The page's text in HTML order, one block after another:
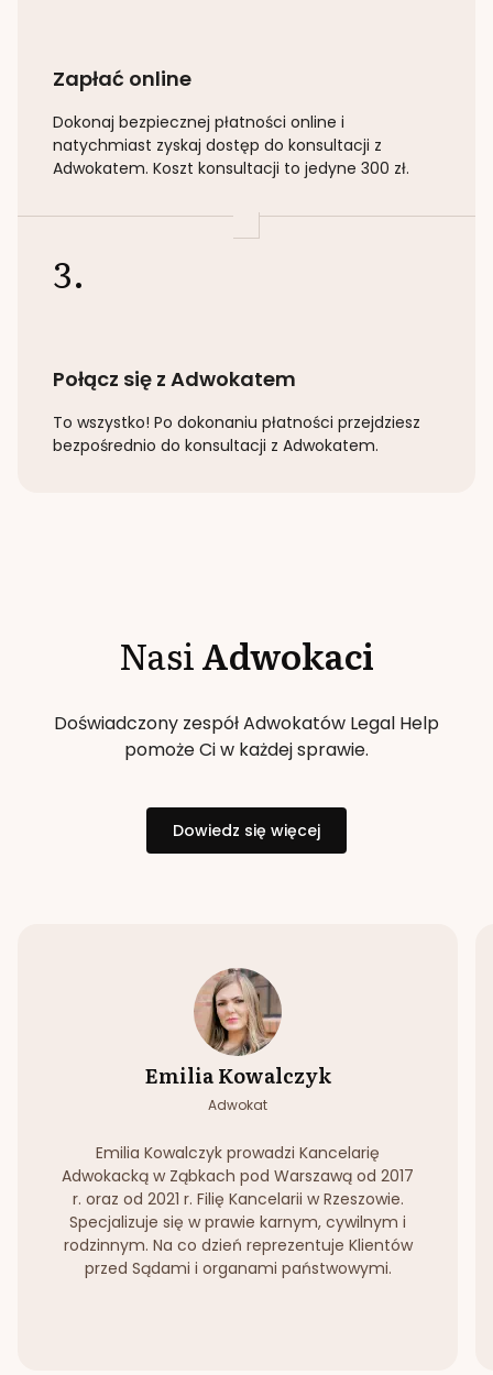
Zapłać online
Dokonaj bezpiecznej płatności online i
natychmiast zyskaj dostęp do konsultacji z
Adwokatem. Koszt konsultacji to jedyne 300 zł.
3.
Połącz się z Adwokatem
To wszystko! Po dokonaniu płatności przejdziesz
bezpośrednio do konsultacji z Adwokatem.
NasiAdwokaci
Doświadczony zespół Adwokatów Legal Help
pomoże Ci w każdej sprawie.
Dowiedz się więcej
Emilia Kowalczyk
Adwokat
Emilia Kowalczyk prowadzi Kancelarię
Adwokacką w Ząbkach pod Warszawą od 2017
r. oraz od 2021 r. Filię Kancelarii w Rzeszowie.
Specjalizuje się w prawie karnym, cywilnym i
rodzinnym. Na co dzień reprezentuje Klientów
przed Sądami i organami państwowymi.